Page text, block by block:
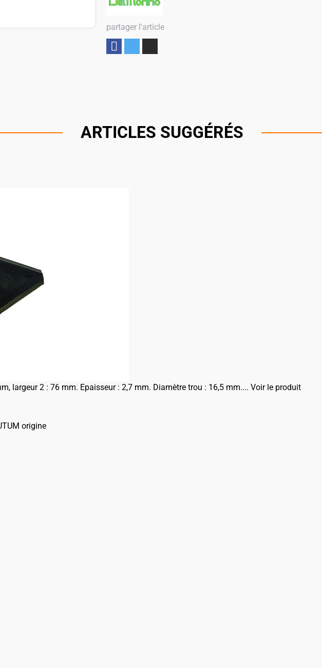
partager l'article
ARTICLES SUGGÉRÉS
largeur 2 : 76 mm. Epaisseur : 2,7 mm. Diamètre trou : 16,5 mm.... Voir le produit
origine